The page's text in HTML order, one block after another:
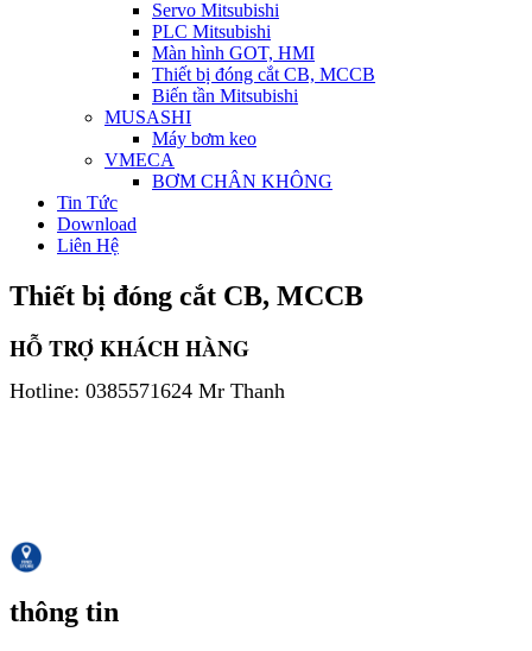
Servo Mitsubishi
PLC Mitsubishi
Màn hình GOT, HMI
Thiết bị đóng cắt CB, MCCB
Biến tần Mitsubishi
MUSASHI
Máy bơm keo
VMECA
BƠM CHÂN KHÔNG
Tin Tức
Download
Liên Hệ
Thiết bị đóng cắt CB, MCCB
HỖ TRỢ KHÁCH HÀNG
Hotline: 0385571624 Mr Thanh
thông tin